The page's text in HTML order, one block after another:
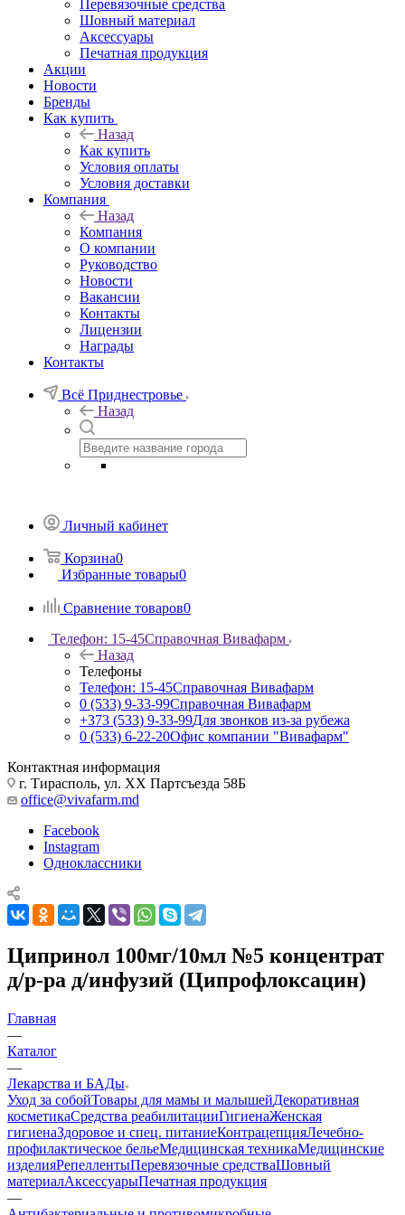
Перевязочные средства
Шовный материал
Аксессуары
Печатная продукция
Акции
Новости
Бренды
Как купить
Назад
Как купить
Условия оплаты
Условия доставки
Компания
Назад
Компания
О компании
Руководство
Новости
Вакансии
Контакты
Лицензии
Награды
Контакты
Всё Приднестровье
Назад
Личный кабинет
Корзина0
Избранные товары0
Сравнение товаров0
Телефон: 15-45Справочная Вивафарм
Назад
Телефоны
Телефон: 15-45Справочная Вивафарм
0 (533) 9-33-99Справочная Вивафарм
+373 (533) 9-33-99Для звонков из-за рубежа
0 (533) 6-22-20Офис компании "Вивафарм"
Контактная информация
г. Тирасполь, ул. ХХ Партсъезда 58Б
office@vivafarm.md
Facebook
Instagram
Одноклассники
Ципринол 100мг/10мл №5 концентрат
д/р-ра д/инфузий (Ципрофлоксацин)
Главная
—
Каталог
—
Лекарства и БАДы
Уход за собойТовары для мамы и малышейДекоративная
косметикаСредства реабилитацииГигиенаЖенская
гигиенаЗдоровое и спец. питаниеКонтрацепцияЛечебно-
профилактическое бельеМедицинская техникаМедицинские
изделияРепеллентыПеревязочные средстваШовный
материалАксессуарыПечатная продукция
—